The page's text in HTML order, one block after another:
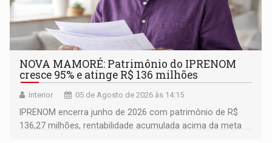
NOVA MAMORÉ: Patrimônio do IPRENOM
cresce 95% e atinge R$ 136 milhões
Interior 05 de Agosto de 2026 às 14:15
IPRENOM encerra junho de 2026 com patrimônio de R$
136,27 milhões, rentabilidade acumulada acima da meta